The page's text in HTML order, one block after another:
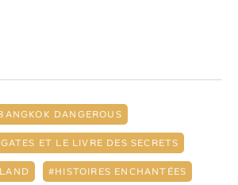
DANGEROUS
ET LE LIVRE DES SECRETS
HISTOIRES ENCHANTÉES